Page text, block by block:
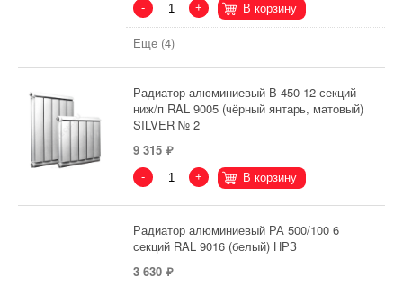
- + В корзину
Еще (4)
Радиатор алюминиевый В-450 12 секций
ниж/п RAL 9005 (чёрный янтарь, матовый)
SILVER № 2
9 315
- + В корзину
Радиатор алюминиевый РА 500/100 6
секций RAL 9016 (белый) НРЗ
3 630